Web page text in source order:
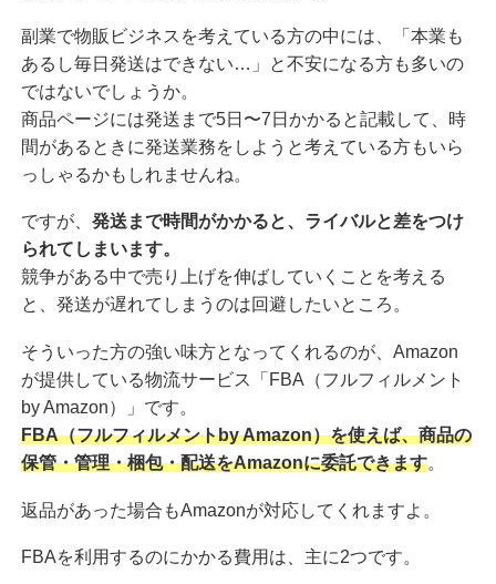
副業で物販ビジネスを考えている方の中には、「本業も
あるし毎日発送はできない…」と不安になる方も多いの
ではないでしょうか。
商品ページには発送まで5日〜7日かかると記載して、時
間があるときに発送業務をしようと考えている方もいら
っしゃるかもしれませんね。
ですが、 発送まで時間がかかると、ライバルと差をつけ
られてしまいます。
競争がある中で売り上げを伸ばしていくことを考える
と、発送が遅れてしまうのは回避したいところ。
そういった方の強い味方となってくれるのが、Amazon
が提供している物流サービス「FBA（フルフィルメント
by Amazon）」です。
FBA（フルフィルメントby Amazon）を使えば、商品の
保管・管理・梱包・配送をAmazonに委託できます。
返品があった場合もAmazonが対応してくれますよ。
FBAを利用するのにかかる費用は、主に2つです。